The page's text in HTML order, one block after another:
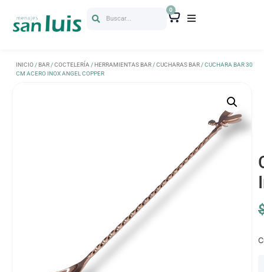
Buscar...
0
INICIO /BAR /COCTELERÍA /HERRAMIENTAS BAR /CUCHARAS BAR / CUCHARA BAR 30
CM ACERO INOX ANGEL COPPER